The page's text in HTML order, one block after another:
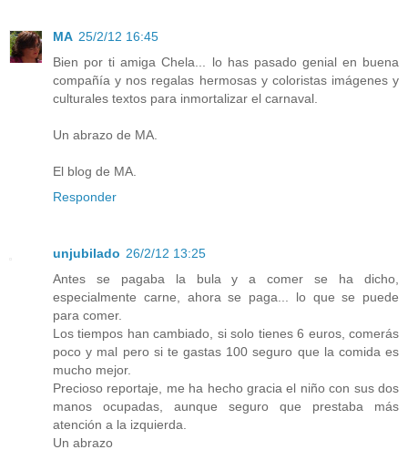
MA 25/2/12 16:45
Bien por ti amiga Chela... lo has pasado genial en buena
compañía y nos regalas hermosas y coloristas imágenes y
culturales textos para inmortalizar el carnaval.
Un abrazo de MA.
El blog de MA.
Responder
unjubilado 26/2/12 13:25
Antes se pagaba la bula y a comer se ha dicho,
especialmente carne, ahora se paga... lo que se puede
para comer.
Los tiempos han cambiado, si solo tienes 6 euros, comerás
poco y mal pero si te gastas 100 seguro que la comida es
mucho mejor.
Precioso reportaje, me ha hecho gracia el niño con sus dos
manos ocupadas, aunque seguro que prestaba más
atención a la izquierda.
Un abrazo